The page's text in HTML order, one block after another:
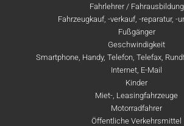
Fahrlehrer / Fahrausbildung
Fahrzeugkauf, -verkauf, -reparatur, -
Fußgänger
Geschwindigkeit
Smartphone, Handy, Telefon, Telefax,
Internet, E-Mail
Kinder
Miet-, Leasingfahrzeuge
Motorradfahrer
Öffentliche Verkehrsmittel